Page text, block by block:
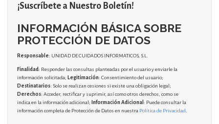
¡Suscríbete a Nuestro Boletín!
INFORMACIÓN BÁSICA SOBRE
PROTECCIÓN DE DATOS
Responsable: UNIDAD DE CUIDADOS INFORMATICOS, S.L.
Finalidad: Responder las consultas planteadas por el usuario y enviarle la
información solicitada; Legitimación: Consentimiento del usuario;
Destinatarios: Solo se realizan cesiones si existe una obligación legal;
Derechos: Acceder, rectificar y suprimir, así como otros derechos, como se
indica en la información adicional; Información Adicional : Puede consultar la
información completa de Protección de Datos en nuestra Política de Privacidad